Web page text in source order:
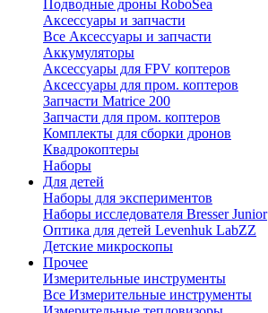
Подводные дроны RoboSea
Аксессуары и запчасти
Все Аксессуары и запчасти
Аккумуляторы
Аксессуары для FPV коптеров
Аксессуары для пром. коптеров
Запчасти Matrice 200
Запчасти для пром. коптеров
Комплекты для сборки дронов
Квадрокоптеры
Наборы
Для детей
Наборы для экспериментов
Наборы исследователя Bresser Junior
Оптика для детей Levenhuk LabZZ
Детские микроскопы
Прочее
Измерительные инструменты
Все Измерительные инструменты